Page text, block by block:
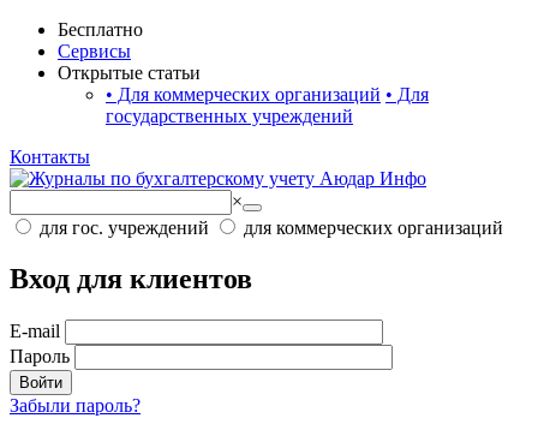
Бесплатно
Сервисы
Открытые статьи
• Для коммерческих организаций • Для
государственных учреждений
Контакты
×
для гос. учреждений
для коммерческих организаций
Вход для клиентов
E-mail
Пароль
Войти
Забыли пароль?